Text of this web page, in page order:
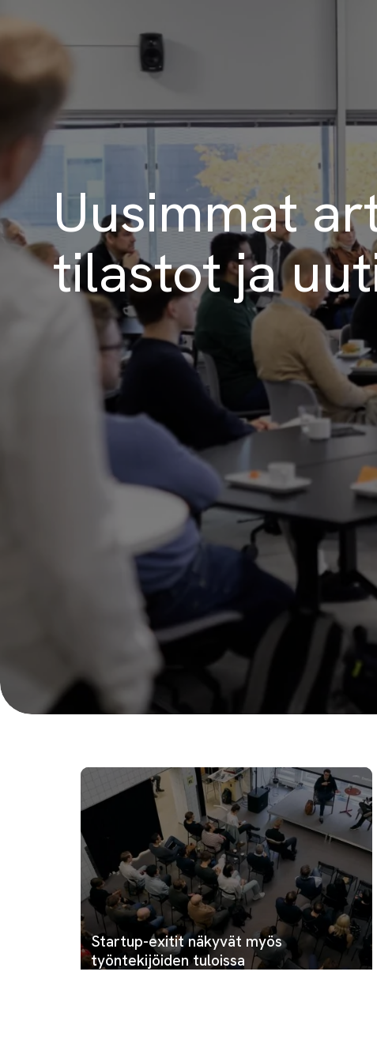
Uusimmat
tilastot ja
Startup-exitit näkyvät myös
työntekijöiden tuloissa